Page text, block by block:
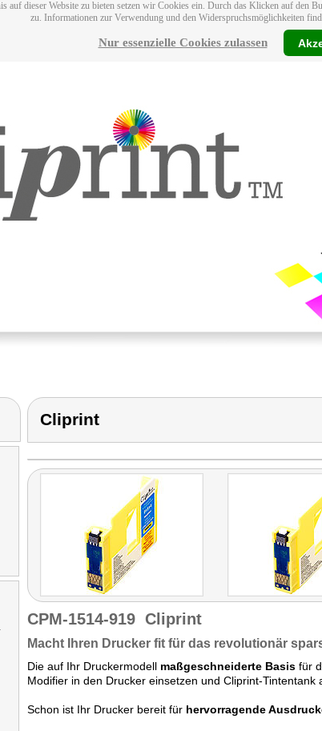
auf dieser Website zu bieten setzen wir Cookies ein. Durch das Klicken auf den
zu. Informationen zur Verwendung und den Widerspruchsmöglichkeiten
Nur essenzielle Cookies zulassen
Cliprint
CPM-1514-919 Cliprint
Macht Ihren Drucker fit für das revolutionär
Die auf Ihr Druckermodell maßgeschneiderte Basis für
Modifier in den Drucker einsetzen und Cliprint-Tintentank
Schon ist Ihr Drucker bereit für hervorragende